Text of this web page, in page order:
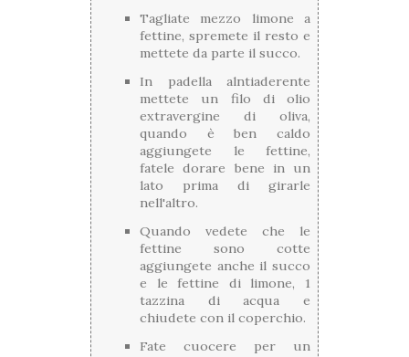
Tagliate mezzo limone a
fettine, spremete il resto e
mettete da parte il succo.
In padella alntiaderente
mettete un filo di olio
extravergine di oliva,
quando è ben caldo
aggiungete le fettine,
fatele dorare bene in un
lato prima di girarle
nell'altro.
Quando vedete che le
fettine sono cotte
aggiungete anche il succo
e le fettine di limone, 1
tazzina di acqua e
chiudete con il coperchio.
Fate cuocere per un